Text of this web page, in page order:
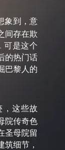
象到，意
间存在欺
可是这个
的热门话
巴黎人的
，这些故
院传奇色
圣母院留
细节，